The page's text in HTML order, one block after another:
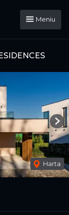
Meniu
Harta